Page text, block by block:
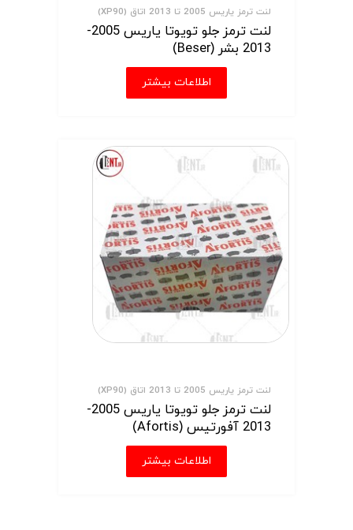
لنت ترمز یاریس 2005 تا 2013 اتاق (XP90)
لنت ترمز جلو تویوتا یاریس 2005-
2013 بشر (Beser)
اطلاعات بیشتر
لنت ترمز یاریس 2005 تا 2013 اتاق (XP90)
لنت ترمز جلو تویوتا یاریس 2005-
2013 آفورتیس (Afortis)
اطلاعات بیشتر